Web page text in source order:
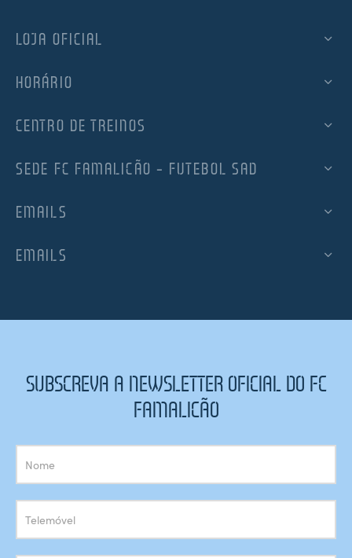
LOJA OFICIAL
HORÁRIO
CENTRO DE TREINOS
SEDE FC FAMALICÃO – FUTEBOL SAD
EMAILS
EMAILS
SUBSCREVA A NEWSLETTER OFICIAL DO FC
FAMALICÃO
Subscrição
Newsletter